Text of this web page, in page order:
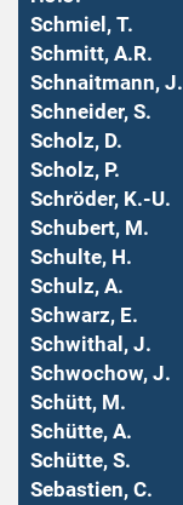
Schmiel, T.
Schmitt, A.R.
Schnaitmann, J.
Schneider, S.
Scholz, D.
Scholz, P.
Schröder, K.-U.
Schubert, M.
Schulte, H.
Schulz, A.
Schwarz, E.
Schwithal, J.
Schwochow, J.
Schütt, M.
Schütte, A.
Schütte, S.
Sebastien, C.